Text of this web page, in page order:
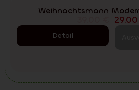
Weihnachtsmann
29.00
Detail